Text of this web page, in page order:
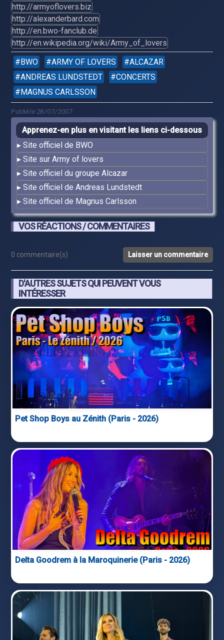
http://armyoflovers.biz
http://alexanderbard.com
http://en.bwo-fanclub.de
http://en.wikipedia.org/wiki/Army_of_lovers
BWO
ARMY OF LOVERS
ALCAZAR
ANDREAS LUNDSTEDT
CONCERTS
MAGNUS CARLSSON
Publié le 28/07/2007
Apprenez-en plus en visitant les liens ci-dessous
Site officiel de BWO
Site sur Army of lovers
Site officiel du groupe Alcazar
Site officiel de Andreas Lundstedt
Site officiel de Magnus Carlsson
VOS RÉACTIONS / COMMENTAIRES
0 commentaire(s) Laisser un commentaire
D'AUTRES SUJETS QUI PEUVENT VOUS
INTÉRESSER
Pet Shop Boys au Zénith (Paris - 2026)
Delta Goodrem à la Maroquinerie (Paris - 2026)